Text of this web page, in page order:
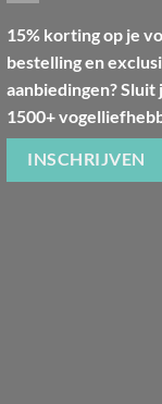
15% korting op je
bestelling en
aanbiedingen? Sluit
1500+
INSCHRIJVEN